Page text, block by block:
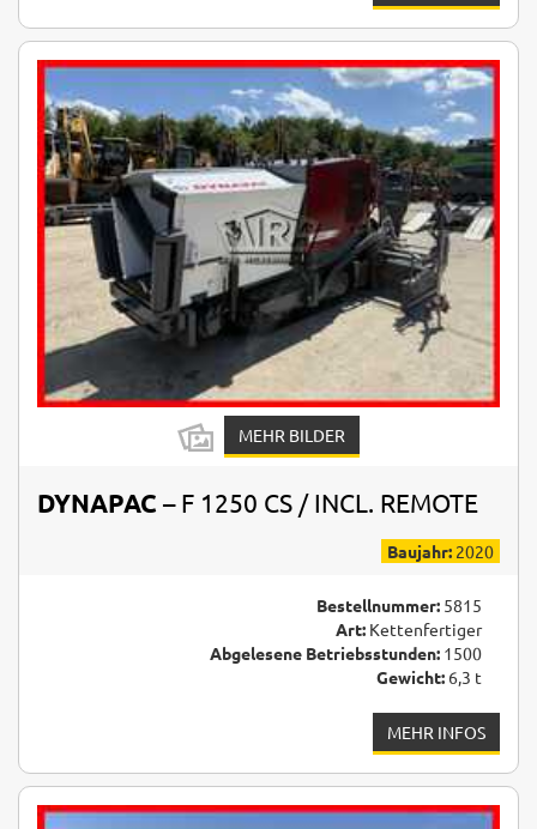
MEHR BILDER
DYNAPAC – F 1250 CS / INCL. REMOTE
Baujahr: 2020
Bestellnummer: 5815
Art: Kettenfertiger
Abgelesene Betriebsstunden: 1500
Gewicht: 6,3 t
MEHR INFOS